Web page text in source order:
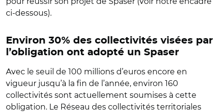
ci-dessous).
Environ 30% des collectivités visées par
l’obligation ont adopté un Spaser
Avec le seuil de 100 millions d’euros encore en
vigueur jusqu’à la fin de l’année, environ 160
collectivités sont actuellement soumises à cette
obligation. Le Réseau des collectivités territoriales